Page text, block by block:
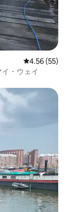
レビュー55
4.56 (55)
・ウェイ